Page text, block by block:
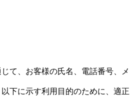
て、お客様の氏名、電話番号、メ
下に示す利用目的のために、適正